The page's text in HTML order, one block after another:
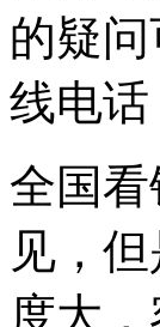
的疑
线电
全国
见，
度大